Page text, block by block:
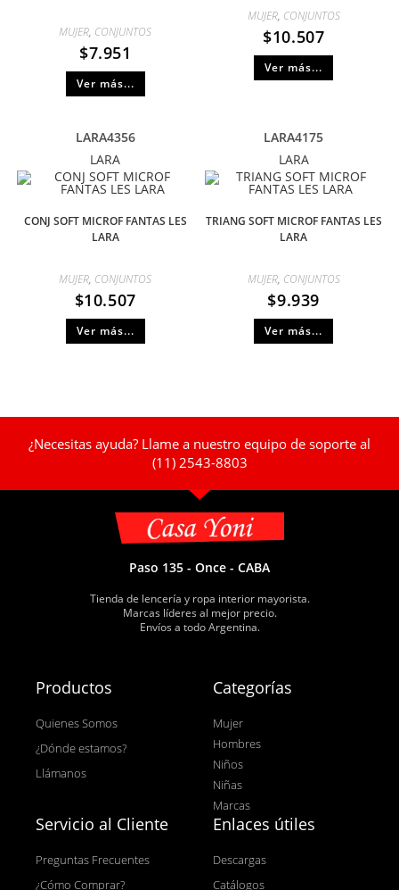
MUJER, CONJUNTOS
$7.951
Ver más...
MUJER, CONJUNTOS
$10.507
Ver más...
LARA4356
LARA
CONJ SOFT MICROF FANTAS LES
LARA
MUJER, CONJUNTOS
$10.507
Ver más...
LARA4175
LARA
TRIANG SOFT MICROF FANTAS LES
LARA
MUJER, CONJUNTOS
$9.939
Ver más...
¿Necesitas ayuda? Llame a nuestro equipo de soporte al
(11) 2543-8803
Paso 135 - Once - CABA
Tienda de lencería y ropa interior mayorista.
Marcas líderes al mejor precio.
Envíos a todo Argentina.
Productos
Quienes Somos
¿Dónde estamos?
Llámanos
Categorías
Mujer
Hombres
Niños
Niñas
Marcas
Servicio al Cliente
Preguntas Frecuentes
¿Cómo Comprar?
Enlaces útiles
Descargas
Catálogos